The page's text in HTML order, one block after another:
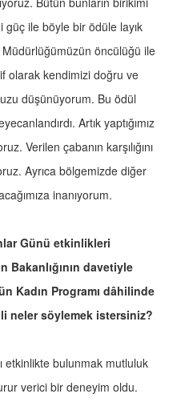
güç ile böyle bir ödüle layık
öncülüğü ile
olarak kendimizi doğru ve
düşünüyorum. Bu ödül
Artık yaptığımız
Verilen çabanın karşılığını
Ayrıca bölgemizde diğer
inanıyorum.
Günü etkinlikleri
Bakanlığının davetiyle
Kadın Programı dâhilinde
neler söylemek istersiniz?
etkinlikte bulunmak mutluluk
verici bir deneyim oldu.